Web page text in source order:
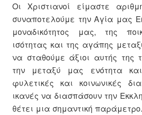
Οι Χριστιανοί είμαστε
συναποτελούμε την Αγία μας
μοναδικότητος μας, της
ισότητας και της αγάπης
να σταθούμε άξιοι αυτής της
την μεταξύ μας ενότητα
φυλετικές και κοινωνικές
ικανές να διασπάσουν την
θέτει μια σημαντική